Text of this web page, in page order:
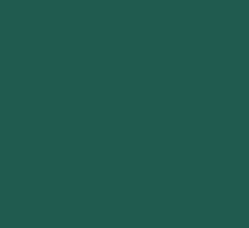
annan webbplats.